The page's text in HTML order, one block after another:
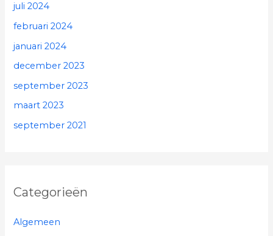
juli 2024
februari 2024
januari 2024
december 2023
september 2023
maart 2023
september 2021
Categorieën
Algemeen